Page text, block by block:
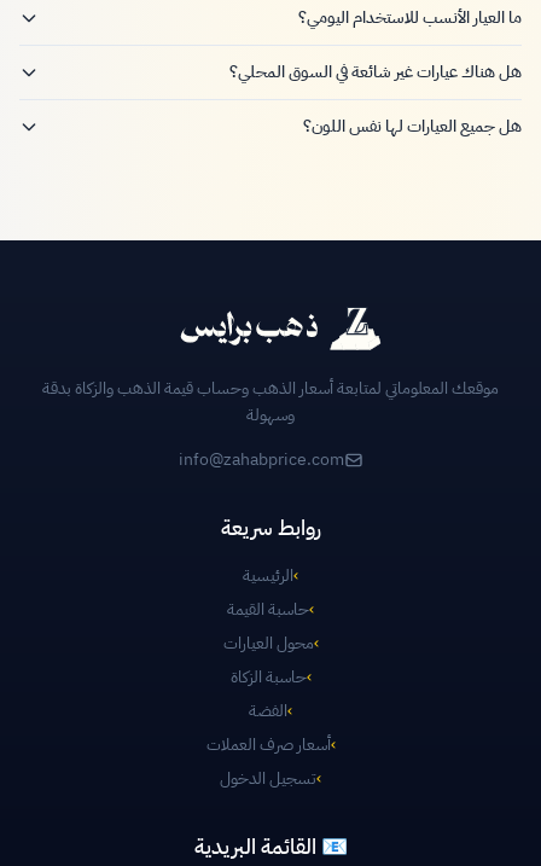
ما العيار الأنسب للاستخدام اليومي؟
هل هناك عيارات غير شائعة في السوق المحلي؟
هل جميع العيارات لها نفس اللون؟
موقعك المعلوماتي لمتابعة أسعار الذهب وحساب قيمة الذهب والزكاة بدقة
وسهولة
info@zahabprice.com
روابط سريعة
›الرئيسية
›حاسبة القيمة
›محول العيارات
›حاسبة الزكاة
›الفضة
›أسعار صرف العملات
›تسجيل الدخول
📧 القائمة البريدية